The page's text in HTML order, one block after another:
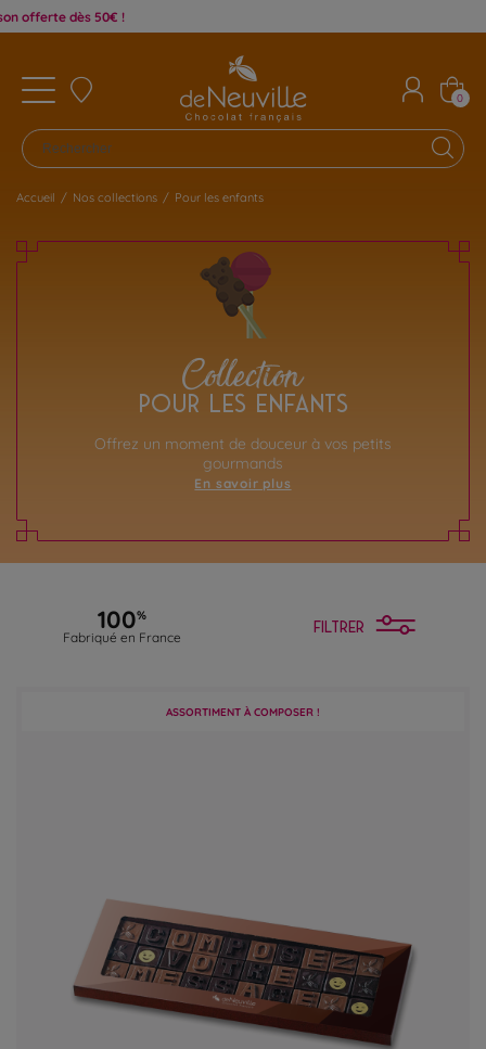
!
0
Accueil / Nos collections / Pour les enfants
Collection
POUR LES ENFANTS
Offrez un moment de douceur à vos petits
gourmands
En savoir plus
100%
Fabriqué en France
FILTRER
ASSORTIMENT À COMPOSER !